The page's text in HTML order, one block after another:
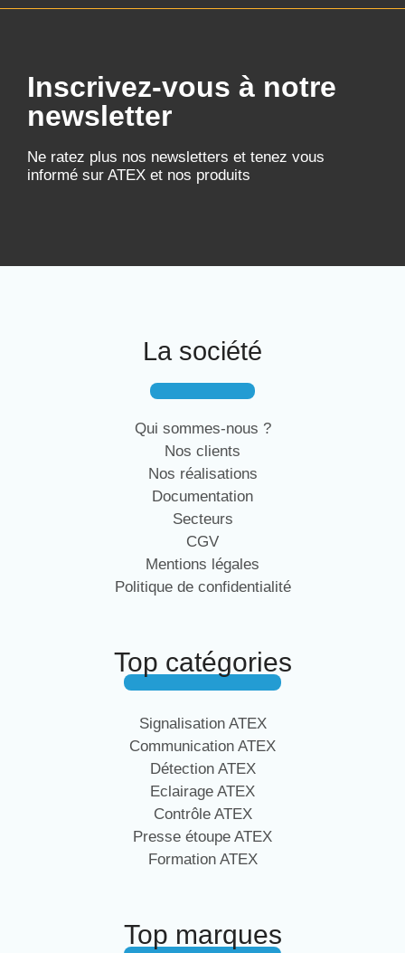
Inscrivez-vous à notre
newsletter
Ne ratez plus nos newsletters et tenez vous
informé sur ATEX et nos produits
La société
Qui sommes-nous ?
Nos clients
Nos réalisations
Documentation
Secteurs
CGV
Mentions légales
Politique de confidentialité
Top catégories
Signalisation ATEX
Communication ATEX
Détection ATEX
Eclairage ATEX
Contrôle ATEX
Presse étoupe ATEX
Formation ATEX
Top marques